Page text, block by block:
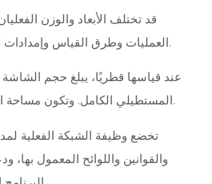
العمليات وطرق القياس وإمدادات المواد والدفعات الإنتاجية.
المستطيلي الكامل. وتكون مساحة العرض الفعلية أصغر قليلاً.
والقوانين واللوائح المعمول بها،